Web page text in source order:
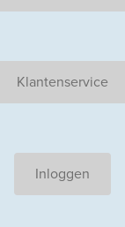
Klantenservice
Inloggen